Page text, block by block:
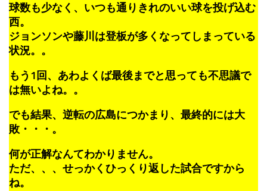
球数も少なく、いつも通りきれのいい球を投げ込む
西。
ジョンソンや藤川は登板が多くなってしまっている
状況。。
もう1回、あわよくば最後までと思っても不思議で
は無いよね。。
でも結果、逆転の広島につかまり、最終的には大
敗・・・。
何が正解なんてわかりません。
ただ、、、せっかくひっくり返した試合ですから
ね。